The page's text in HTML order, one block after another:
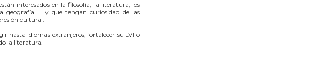
interesados ​​en la filosofía, la literatura, los
geografía ... y que tengan curiosidad de las
cultural.
hasta idiomas extranjeros, fortalecer su LV1 o
la literatura.